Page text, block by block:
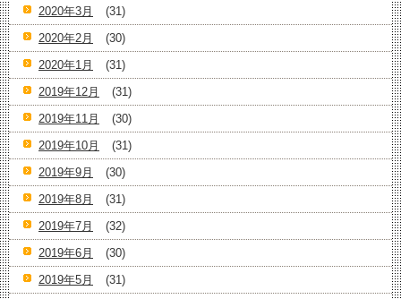
2020年3月
(31)
2020年2月
(30)
2020年1月
(31)
2019年12月
(31)
2019年11月
(30)
2019年10月
(31)
2019年9月
(30)
2019年8月
(31)
2019年7月
(32)
2019年6月
(30)
2019年5月
(31)